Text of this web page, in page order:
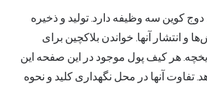
دوج کوین سه وظیفه دارد. تولید و ذخیره
و انتشار آنها. خواندن بلاکچین برای
هر کیف پول موجود در این صفحه این
تفاوت آنها در محل نگهداری کلید و نحوه